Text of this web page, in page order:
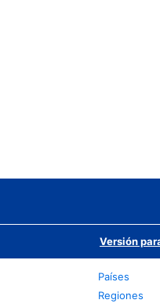
Versión
Países
Regiones